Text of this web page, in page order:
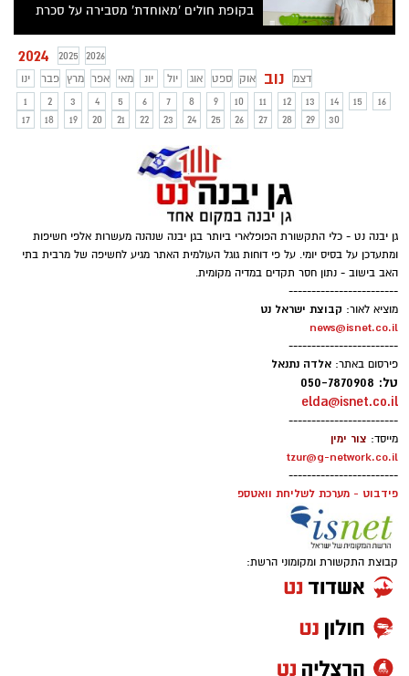
בקופת חולים 'מאוחדת' מסבירה על סכרת
כ-450 ילדים ובני נוער (עד גיל 18 שנים) עם
סוכרת מסוג 1. כ-40% מהילדים עם סוכרת
חדשה סובלים מחמצת סוכרתית בעת
האבחנה.
2024 2025
2026
ינו
פבר מרץ אפר מאי יונ יול אוג ספט אוק נוב
דצמ
1
2 3 4 5 6 7 8 9 10 11 12 13 14 15
16
17
18 19 20 21 22 23 24 25 26 27 28 29 30
גן יבנה נט - כלי התקשורת הפופלארי ביותר בגן יבנה שנהנה מעשרות אלפי חשיפות
ומתעדכן על בסיס יומי. על פי דוחות גוגל העולמית האתר מגיע לחשיפה של מרבית בתי
האב בישוב - נתון חסר תקדים במדיה מקומית.
------------------------
מוציא לאור: קבוצת ישראל נט
news@isnet.co.il
------------------------
פירסום באתר: אלדה נתנאל
טל: 050-7870908
elda@isnet.co.il
------------------------
מייסד: צור ימין
tzur@g-network.co.il
------------------------
פידבוט - מערכת לשליחת וואטספ
קבוצת התקשורת ומקומוני הרשת: